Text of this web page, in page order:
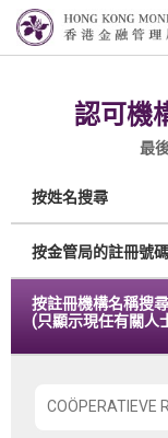
認可機
最
按姓名搜尋
按金管局的註冊號
按註冊機構名稱搜尋
(只顯示現任有關人